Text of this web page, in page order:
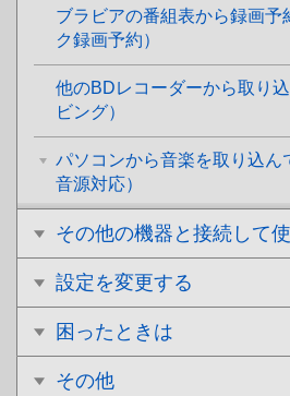
ブラビアの番組表から録画予
ク録画予約）
他のBDレコーダーから取り
ビング）
パソコンから音楽を取り込ん
音源対応）
その他の機器と接続して
設定を変更する
困ったときは
その他